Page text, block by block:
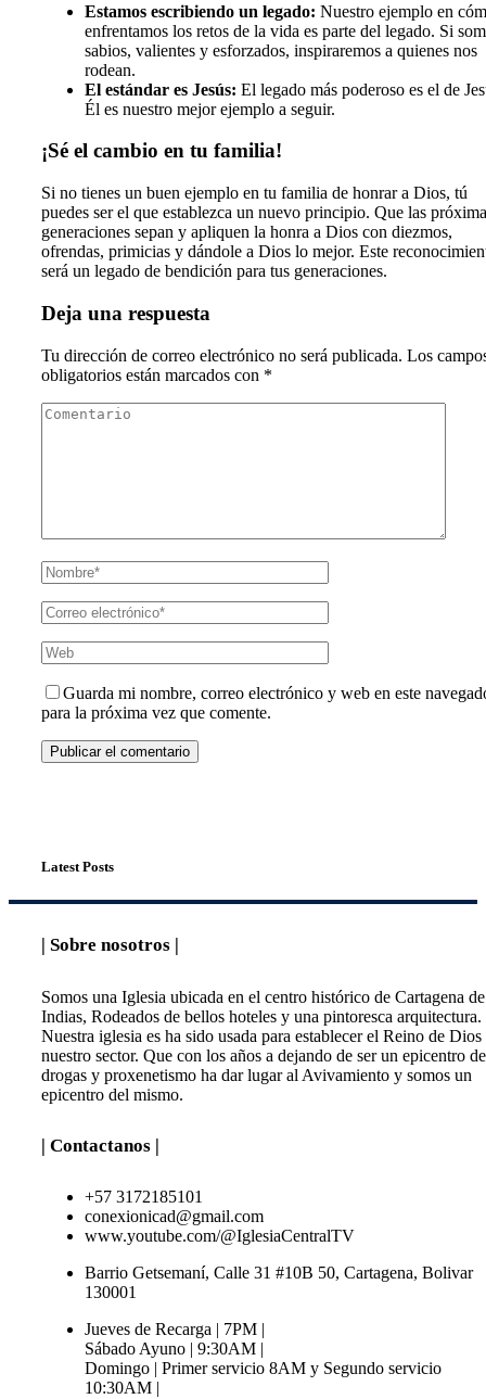
Estamos escribiendo un legado: Nuestro ejemplo en
enfrentamos los retos de la vida es parte del legado. Si
sabios, valientes y esforzados, inspiraremos a quienes nos
rodean.
El estándar es Jesús: El legado más poderoso es el de
Él es nuestro mejor ejemplo a seguir.
¡Sé el cambio en tu familia!
Si no tienes un buen ejemplo en tu familia de honrar a Dios, tú
puedes ser el que establezca un nuevo principio. Que las
generaciones sepan y apliquen la honra a Dios con diezmos,
ofrendas, primicias y dándole a Dios lo mejor. Este
será un legado de bendición para tus generaciones.
Deja una respuesta
Tu dirección de correo electrónico no será publicada. Los
obligatorios están marcados con *
Guarda mi nombre, correo electrónico y web en este
para la próxima vez que comente.
Latest Posts
| Sobre nosotros |
Somos una Iglesia ubicada en el centro histórico de Cartagena de
Indias, Rodeados de bellos hoteles y una pintoresca arquitectura.
Nuestra iglesia es ha sido usada para establecer el Reino de Dios
nuestro sector. Que con los años a dejando de ser un epicentro de
drogas y proxenetismo ha dar lugar al Avivamiento y somos un
epicentro del mismo.
| Contactanos |
+57 3172185101
conexionicad@gmail.com
www.youtube.com/@IglesiaCentralTV
Barrio Getsemaní, Calle 31 #10B 50, Cartagena, Bolivar
130001
Jueves de Recarga | 7PM |
Sábado Ayuno | 9:30AM |
Domingo | Primer servicio 8AM y Segundo servicio
10:30AM |